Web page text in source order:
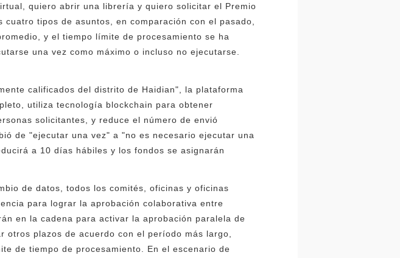
quiero abrir una librería y quiero solicitar el Premio
tipos de asuntos, en comparación con el pasado,
y el tiempo límite de procesamiento se ha
una vez como máximo o incluso no ejecutarse.
calificados del distrito de Haidian", la plataforma
utiliza tecnología blockchain para obtener
solicitantes, y reduce el número de envió
de "ejecutar una vez" a "no es necesario ejecutar una
a 10 días hábiles y los fondos se asignarán
de datos, todos los comités, oficinas y oficinas
para lograr la aprobación colaborativa entre
en la cadena para activar la aprobación paralela de
plazos de acuerdo con el período más largo,
de tiempo de procesamiento. En el escenario de